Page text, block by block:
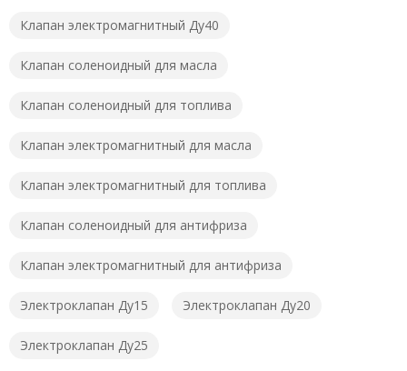
Клапан электромагнитный Ду40
Клапан соленоидный для масла
Клапан соленоидный для топлива
Клапан электромагнитный для масла
Клапан электромагнитный для топлива
Клапан соленоидный для антифриза
Клапан электромагнитный для антифриза
Электроклапан Ду15 Электроклапан Ду20
Электроклапан Ду25